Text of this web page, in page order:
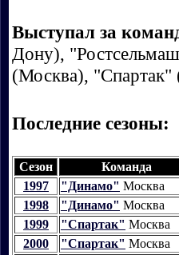
Выступал за
Дону),
(Москва), "Спартак"
Последние сезоны:
Сезон
Команда
1997
"Динамо" Москва
1998
"Динамо" Москва
1999
"Спартак" Москва
2000
"Спартак" Москва